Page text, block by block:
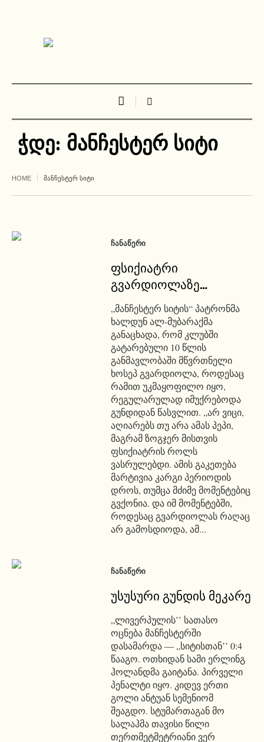
ჭდე: მანჩესტერ სიტი
HOME ᲛᲐᲜᲩᲔᲡᲢᲔᲠ ᲡᲘᲢᲘ
ᲩᲐᲜᲐᲬᲔᲠᲘ
ფსიქიატრი
გვარდიოლაზე…
„მანჩესტერ სიტის“ პატრონმა
ხალდუნ ალ-მუბარაქმა
განაცხადა, რომ კლუბში
გატარებული 10 წლის
განმავლობაში მწვრთნელი
ხოსეპ გვარდიოლა, როდესაც
რამით უკმაყოფილო იყო,
რეგულარულად იმუქრებოდა
გუნდიდან წასვლით. „არ ვიცი,
აღიარებს თუ არა ამას პეპი,
მაგრამ ზოგჯერ მისთვის
ფსიქიატრის როლს
ვასრულებდი. ამის გაკეთება
მარტივია კარგი პერიოდის
დროს, თუმცა მძიმე მომენტებიც
გვქონია. და იმ მომენტებში,
როდესაც გვარდიოლას რაღაც
არ გამოსდიოდა, ამ...
ᲩᲐᲜᲐᲬᲔᲠᲘ
უსუსური გუნდის მეკარე
„ლივერპულის’’ სათასო
ოცნება მანჩესტერში
დასამარდა ― „სიტისთან’’ 0:4
წააგო. ოთხიდან სამი ერლინგ
ჰოლანდმა გაიტანა. პირველი
პენალტი იყო. კიდევ ერთი
გოლი ანტუან სემენიომ
შეაგდო. სტუმართაგან მო
სალაჰმა თავისი წილი
თერთმეტმეტრიანი ვერ